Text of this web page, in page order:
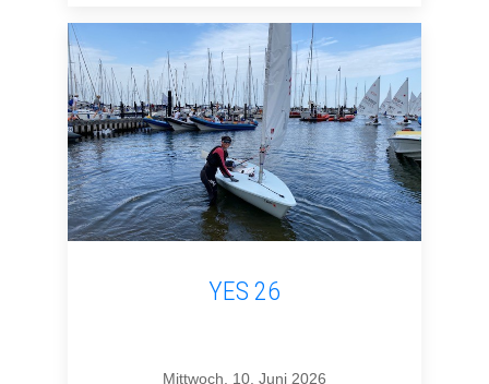
YES 26
Mittwoch, 10. Juni 2026